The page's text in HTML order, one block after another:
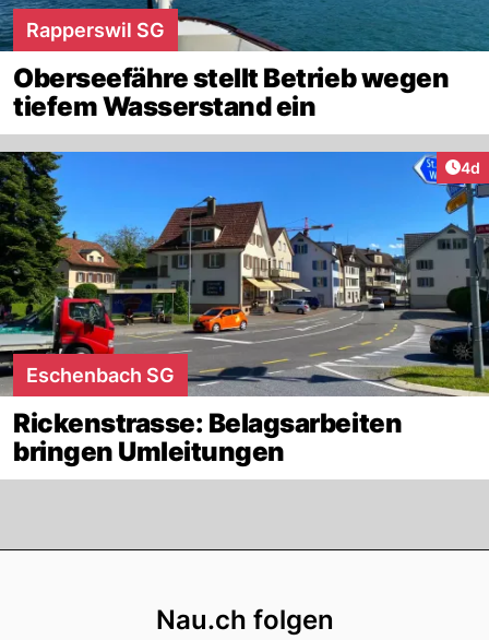
Rapperswil SG
Oberseefähre stellt Betrieb wegen
tiefem Wasserstand ein
4d
Eschenbach SG
Rickenstrasse: Belagsarbeiten
bringen Umleitungen
Nau.ch folgen